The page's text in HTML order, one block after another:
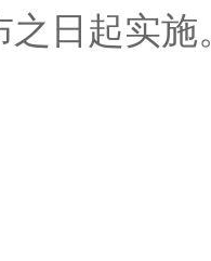
之日起实施